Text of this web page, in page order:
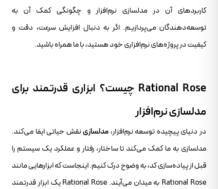
کاربردهای آن در مدلسازی نرم‌افزار و چگونگی کمک آن به
توسعه‌دهندگان می‌پردازیم. اگر به دنبال افزایش سرعت، دقت و
کیفیت در پروژه‌های نرم‌افزاری خود هستید، با ما همراه باشید.
Rational Rose چیست؟ ابزاری قدرتمند برای
مدلسازی نرم‌افزار
در دنیای پیچیده توسعه نرم‌افزار،مدلسازی نقش حیاتی ایفا می‌کند.
مدلسازی به ما کمک می‌کند تا ساختار، رفتار و عملکرد یک سیستم را
قبل از پیاده‌سازی کد، به وضوح درک کنیم. اینجاست که ابزارهایی مانند
Rational Rose به میدان می‌آیند. Rational Rose یک ابزار قدرتمند